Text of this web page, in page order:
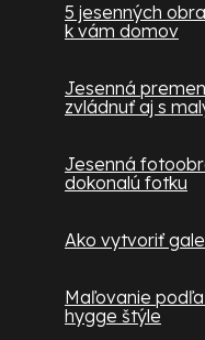
5 jesenných
k vám domov
Jesenná
zvládnuť aj s
Jesenná
dokonalú fotku
Ako vytvoriť
Maľovanie
hygge štýle